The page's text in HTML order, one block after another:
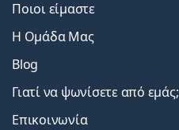
Ποιοι είμαστε
Η Ομάδα Μας
Blog
Γιατί να ψωνίσετε από εμάς;
Επικοινωνία